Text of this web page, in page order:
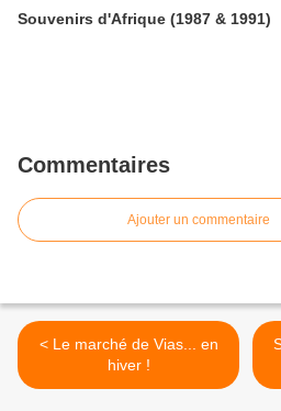
Souvenirs d'Afrique (1987 & 1991)
Commentaires
Ajouter un commentaire
< Le marché de Vias... en
hiver !